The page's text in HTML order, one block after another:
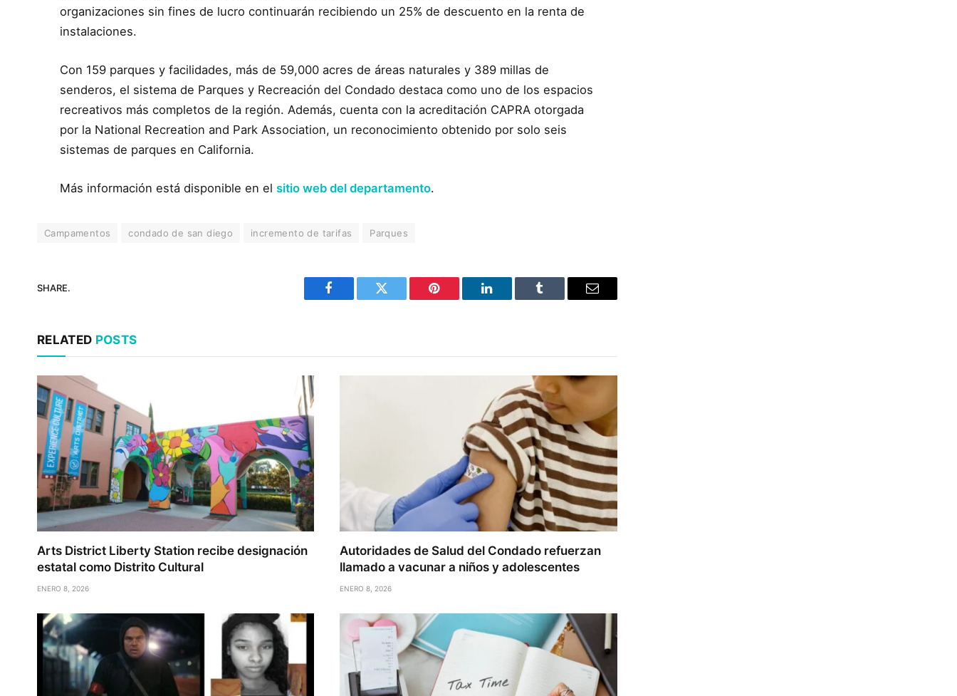
organizaciones sin fines de lucro continuarán recibiendo un 25% de descuento en la renta de
instalaciones.
Con 159 parques y facilidades, más de 59,000 acres de áreas naturales y 389 millas de
senderos, el sistema de Parques y Recreación del Condado destaca como uno de los espacios
recreativos más completos de la región. Además, cuenta con la acreditación CAPRA otorgada
por la National Recreation and Park Association, un reconocimiento obtenido por solo seis
sistemas de parques en California.
Más información está disponible en elsitio web del departamento.
Campamentos condado de san diego incremento de tarifas Parques
SHARE.
Facebook Twitter Pinterest LinkedIn Tumblr Email
RELATED POSTS
Arts District Liberty Station recibe designación
estatal como Distrito Cultural
ENERO 8, 2026
Autoridades de Salud del Condado refuerzan
llamado a vacunar a niños y adolescentes
ENERO 8, 2026